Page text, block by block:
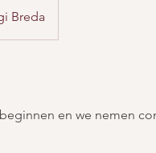
Breda
en we nemen